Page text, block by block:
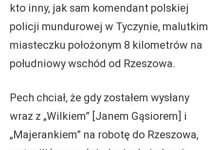
kto inny, jak sam komendant polskiej
policji mundurowej w Tyczynie, malutkim
miasteczku położonym 8 kilometrów na
południowy wschód od Rzeszowa.
Pech chciał, że gdy zostałem wysłany
wraz z „Wilkiem” [Janem Gąsiorem] i
„Majerankiem” na robotę do Rzeszowa,